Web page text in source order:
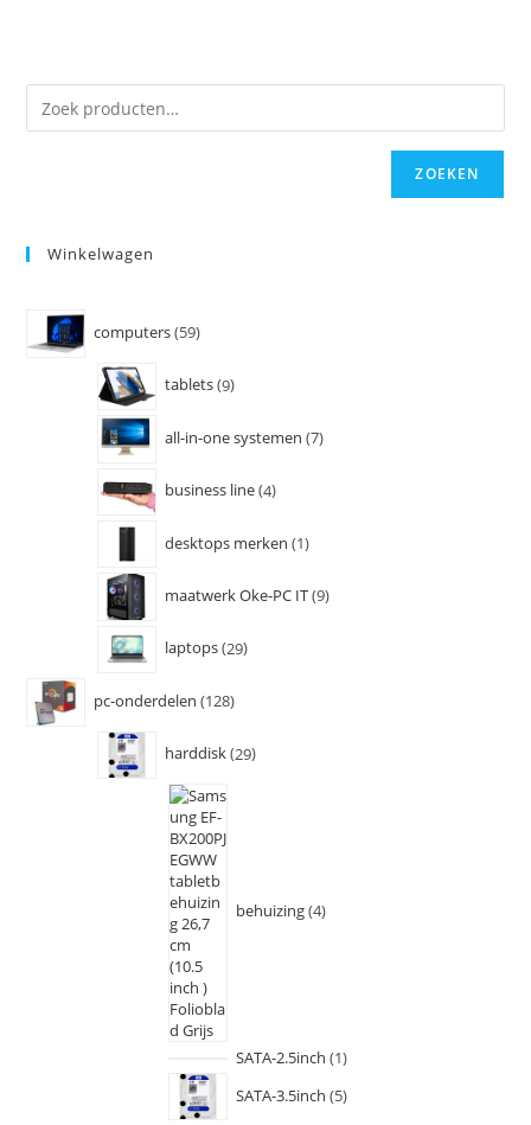
ZOEKEN
Winkelwagen
computers 59
tablets 9
all-in-one systemen 7
business line 4
desktops merken 1
maatwerk Oke-PC IT 9
laptops 29
pc-onderdelen 128
harddisk 29
behuizing 4
SATA-2.5inch 1
SATA-3.5inch 5